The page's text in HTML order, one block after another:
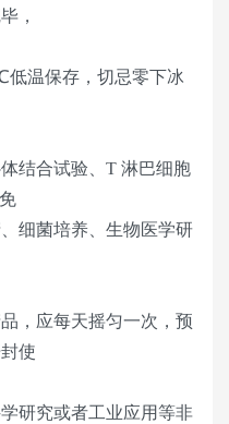
，
低温保存，切忌零下冰
结合试验、T 淋巴细胞
细菌培养、生物医学研
，应每天摇匀一次，预
使
研究或者工业应用等非